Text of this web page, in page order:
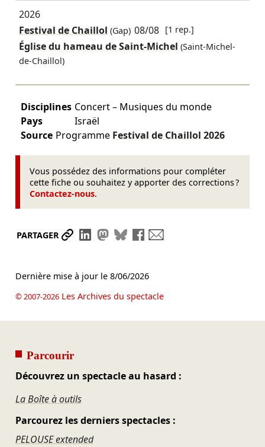
2026
Festival de Chaillol (Gap) 08/08 [1 rep.]
Église du hameau de Saint-Michel (Saint-Michel-
de-Chaillol)
Disciplines Concert – Musiques du monde
Pays
Israël
Source Programme Festival de Chaillol 2026
Vous possédez des informations pour compléter
cette fiche ou souhaitez y apporter des corrections ?
Contactez-nous.
PARTAGER Partager le lien
Partager sur LinkedIn
Partager sur Mastodon
Partager sur Bluesky
Partager sur Facebook
Dernière mise à jour le 8/06/2026
© 2007-2026Les Archives du spectacle
Parcourir
Découvrez un spectacle au hasard :
La Boîte à outils
Parcourez les derniers spectacles :
PELOUSE extended